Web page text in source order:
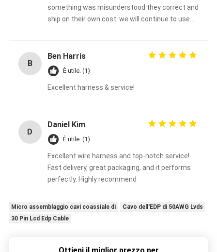
something was misunderstood they correct and
ship on their own cost. we will continue to use
B
Ben Harris
È utile. (1)
Excellent harness & service!
D
Daniel Kim
È utile. (1)
Excellent wire harness and top-notch service!
Fast delivery, great packaging, and it performs
perfectly. Highly recommend
Micro assemblaggio cavi coassiale di
Cavo dell'EDP di 50AWG Lvds
30 Pin Lcd Edp Cable
Ottieni il miglior prezzo per